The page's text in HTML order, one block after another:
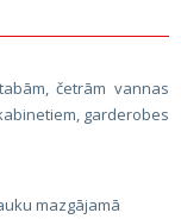
četrām vannas
garderobes
mazgājamā